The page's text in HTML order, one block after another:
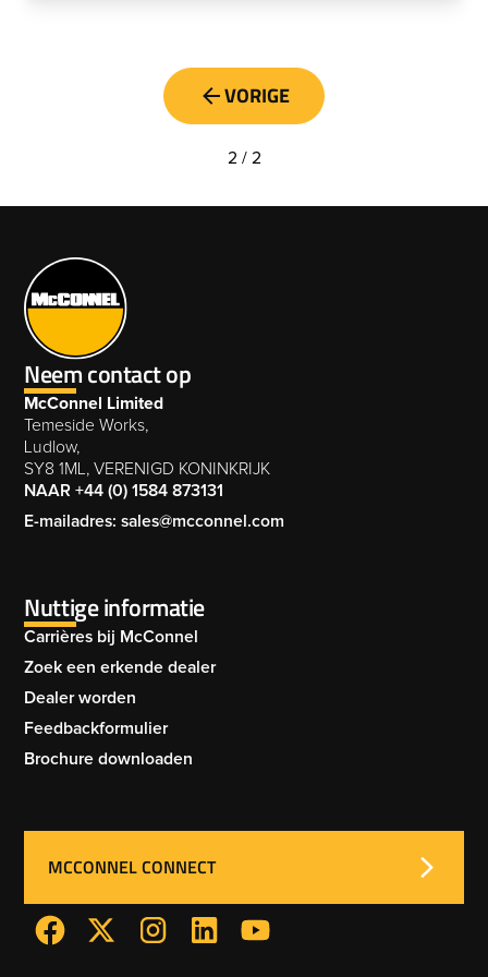
VORIGE
2 / 2
Neem contact op
McConnel Limited
Temeside Works,
Ludlow,
SY8 1ML, VERENIGD KONINKRIJK
NAAR +44 (0) 1584 873131
E-mailadres: sales@mcconnel.com
Nuttige informatie
Carrières bij McConnel
Zoek een erkende dealer
Dealer worden
Feedbackformulier
Brochure downloaden
MCCONNEL CONNECT